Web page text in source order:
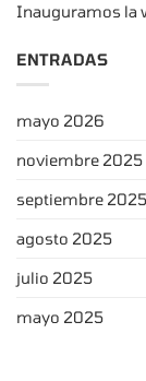
Inauguramos la
ENTRADAS
mayo 2026
noviembre 2025
septiembre 2025
agosto 2025
julio 2025
mayo 2025